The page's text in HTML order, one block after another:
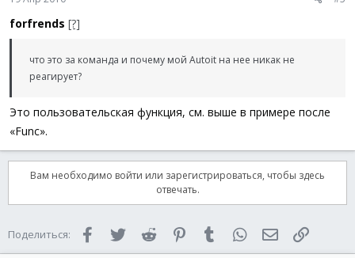
GUISetCursor (2, 0 , $hWnd )
Sleep( 10 )
GUISetCursor(2, 0, $hWnd)
If IsArray ($aCurInfo) And $aCurInfo [4] = $iCtrlID
$iAction = 1 Then
Execute($sActionURL)
ShellExecute
$sActionURL
forfrends [?]
что это за команда и почему мой Autoit на нее никак не
реагирует?
Это пользовательская функция, см. выше в примере после
«Func».
Вам необходимо войти или зарегистрироваться, чтобы здесь
отвечать.
Поделиться: FacebookTwitter Reddit PinterestTumblr WhatsAppЭлектронная